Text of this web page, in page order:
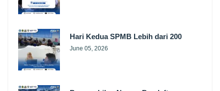
Hari Kedua SPMB Lebih dari 200
June 05, 2026